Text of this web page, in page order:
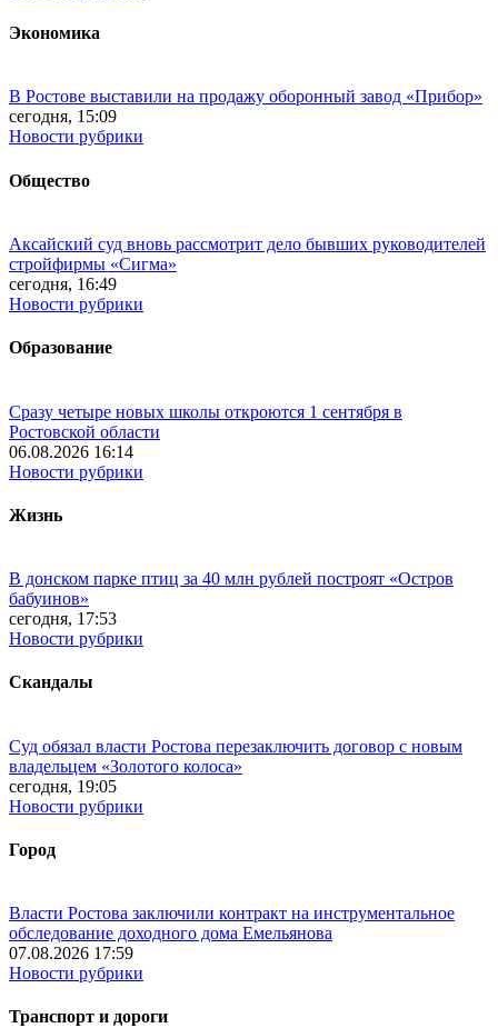
Экономика
В Ростове выставили на продажу оборонный завод «Прибор»
сегодня, 15:09
Новости рубрики
Общество
Аксайский суд вновь рассмотрит дело бывших руководителей
стройфирмы «Сигма»
сегодня, 16:49
Новости рубрики
Образование
Сразу четыре новых школы откроются 1 сентября в
Ростовской области
06.08.2026 16:14
Новости рубрики
Жизнь
В донском парке птиц за 40 млн рублей построят «Остров
бабуинов»
сегодня, 17:53
Новости рубрики
Скандалы
Суд обязал власти Ростова перезаключить договор с новым
владельцем «Золотого колоса»
сегодня, 19:05
Новости рубрики
Город
Власти Ростова заключили контракт на инструментальное
обследование доходного дома Емельянова
07.08.2026 17:59
Новости рубрики
Транспорт и дороги